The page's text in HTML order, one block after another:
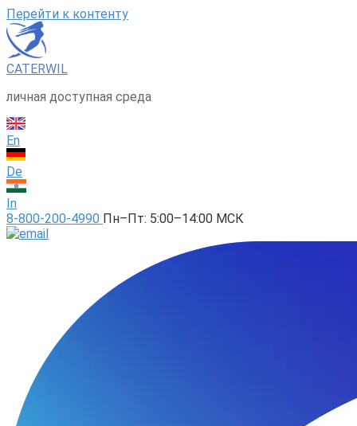
Перейти к контенту
CATERWIL
личная доступная среда
En
De
In
8-800-200-4990 Пн–Пт: 5:00–14:00 МСК